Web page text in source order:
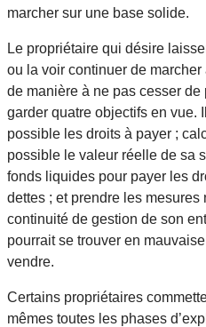
marcher sur une base solide.
Le propriétaire qui désire
ou la voir continuer de
de manière à ne pas cesser
garder quatre objectifs en vue.
possible les droits à payer ;
possible le valeur réelle de sa
fonds liquides pour payer les
dettes ; et prendre les
continuité de gestion de son
pourrait se trouver en
vendre.
Certains propriétaires
mêmes toutes les phases